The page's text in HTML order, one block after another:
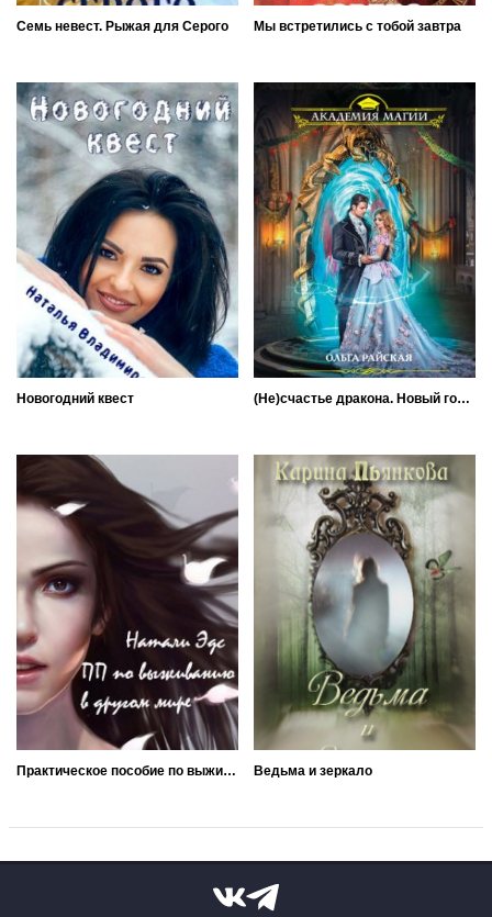
Семь невест. Рыжая для Серого Мы встретились с тобой завтра
Новогодний квест (Не)счастье дракона. Новый год в Академии
Практическое пособие по выживанию в другом мире Ведьма и зеркало